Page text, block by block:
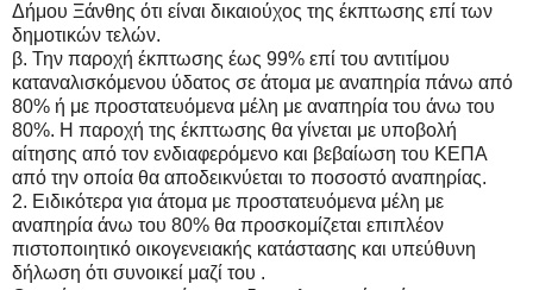
Δήμου Ξάνθης ότι είναι δικαιούχος της έκπτωσης επί των
δημοτικών τελών.
β. Την παροχή έκπτωσης έως 99% επί του αντιτίμου
καταναλισκόμενου ύδατος σε άτομα με αναπηρία πάνω από
80% ή με προστατευόμενα μέλη με αναπηρία του άνω του
80%. Η παροχή της έκπτωσης θα γίνεται με υποβολή
αίτησης από τον ενδιαφερόμενο και βεβαίωση του ΚΕΠΑ
από την οποία θα αποδεικνύεται το ποσοστό αναπηρίας.
2. Ειδικότερα για άτομα με προστατευόμενα μέλη με
αναπηρία άνω του 80% θα προσκομίζεται επιπλέον
πιστοποιητικό οικογενειακής κατάστασης και υπεύθυνη
δήλωση ότι συνοικεί μαζί του .